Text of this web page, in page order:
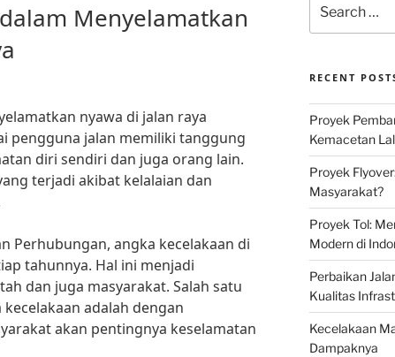
Menyelamatkan
nyawa di jalan raya
pengguna jalan memiliki tanggung
diri sendiri dan juga orang lain.
terjadi akibat kelalaian dan
Perhubungan, angka kecelakaan di
tahunnya. Hal ini menjadi
dan juga masyarakat. Salah satu
adalah dengan
akan pentingnya keselamatan
for:
RECENT
Proyek
Kemacetan
Proyek
Masyarakat?
Proyek Tol:
Modern di
Perbaikan
Kualitas
Kecelakaan
Dampaknya